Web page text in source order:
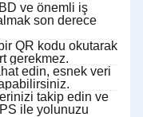
ve önemli iş
son derece
QR kodu okutarak
gerekmez.
edin, esnek veri
takip edin ve
ile yolunuzu